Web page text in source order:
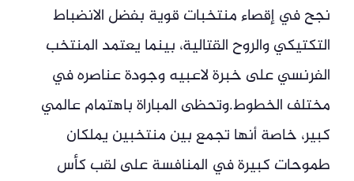
نجح في إقصاء منتخبات قوية بفضل الانضباط
التكتيكي والروح القتالية، بينما يعتمد المنتخب
الفرنسي على خبرة لاعبيه وجودة عناصره في
مختلف الخطوط.وتحظى المباراة باهتمام عالمي
كبير، خاصة أنها تجمع بين منتخبين يملكان
طموحات كبيرة في المنافسة على لقب كأس